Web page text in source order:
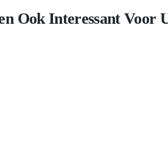
Ook Interessant Voor